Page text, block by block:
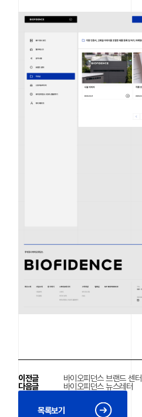
이전글 바이오피던스 브랜드 센터
다음글 바이오피던스 뉴스레터
목록보기